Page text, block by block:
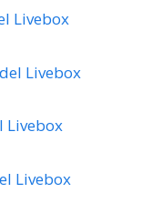
Livebox
Livebox
Livebox
Livebox